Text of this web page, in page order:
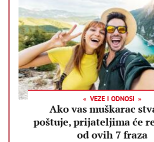
VEZE I ODNOSI
Ako vas muškarac
poštuje, prijateljima će
od ovih 7 fraza